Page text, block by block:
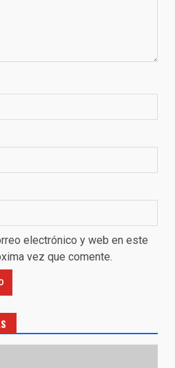
electrónico y web en este
vez que comente.